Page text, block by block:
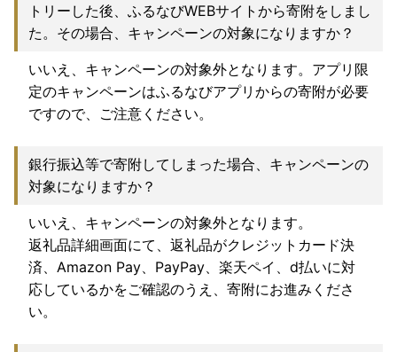
トリーした後、ふるなびWEBサイトから寄附をしまし
た。その場合、キャンペーンの対象になりますか？
いいえ、キャンペーンの対象外となります。アプリ限
定のキャンペーンはふるなびアプリからの寄附が必要
ですので、ご注意ください。
銀行振込等で寄附してしまった場合、キャンペーンの
対象になりますか？
いいえ、キャンペーンの対象外となります。
返礼品詳細画面にて、返礼品がクレジットカード決
済、Amazon Pay、PayPay、楽天ペイ、d払いに対
応しているかをご確認のうえ、寄附にお進みくださ
い。